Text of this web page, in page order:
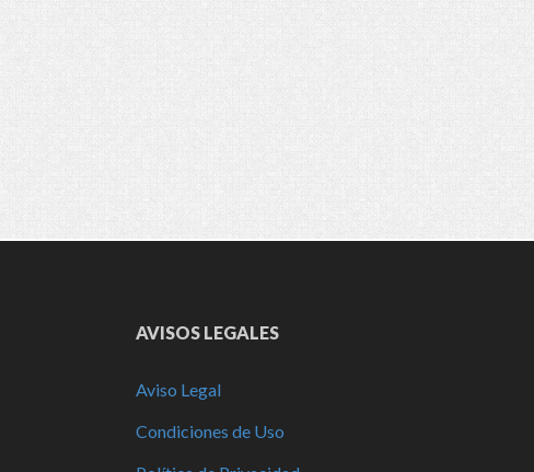
AVISOS LEGALES
Aviso Legal
Condiciones de Uso